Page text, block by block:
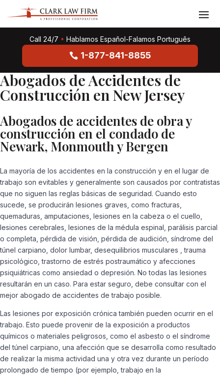
Call 24/7 • Hablamos Español-Falamos Português
1-877-841-8855
Abogados de Accidentes de
Construcción en New Jersey
Abogados de accidentes de obra y
construcción en el condado de
Newark, Monmouth y Bergen
La mayoría de los accidentes en la construcción y en el lugar de
trabajo son evitables y generalmente son causados ​​por contratistas
que no siguen las reglas básicas de seguridad. Cuando esto
sucede, se producirán lesiones graves, como fracturas,
quemaduras, amputaciones, lesiones en la cabeza o el cuello,
lesiones cerebrales, lesiones de la médula espinal, parálisis parcial
o completa, pérdida de visión, pérdida de audición, síndrome del
túnel carpiano, dolor lumbar, desequilibrios musculares , trauma
psicológico, trastorno de estrés postraumático y afecciones
psiquiátricas como ansiedad o depresión. No todas las lesiones
resultarán en un caso. Para estar seguro, debe consultar con el
mejor abogado de accidentes de trabajo posible.
Las lesiones por exposición crónica también pueden ocurrir en el
trabajo. Esto puede provenir de la exposición a productos
químicos o materiales peligrosos, como el asbesto o el síndrome
del túnel carpiano, una afección que se desarrolla como resultado
de realizar la misma actividad una y otra vez durante un período
prolongado de tiempo (por ejemplo, trabajo en la